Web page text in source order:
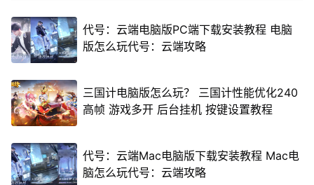
代号：云端电脑版PC端下载安装教程 电脑
版怎么玩代号：云端攻略
三国计电脑版怎么玩？ 三国计性能优化240
高帧 游戏多开 后台挂机 按键设置教程
代号：云端Mac电脑版下载安装教程 Mac电
脑怎么玩代号：云端攻略